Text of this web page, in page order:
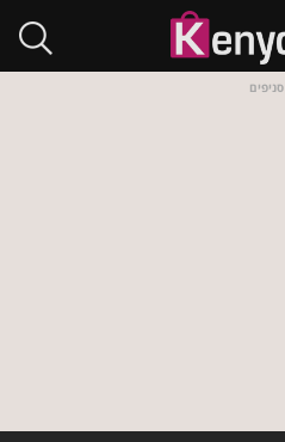
סניפים